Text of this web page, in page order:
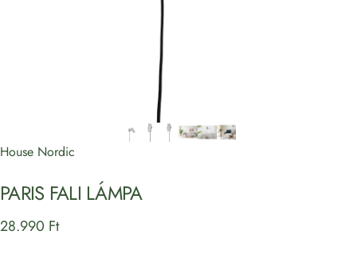
House Nordic
PARIS FALI LÁMPA
28.990 Ft